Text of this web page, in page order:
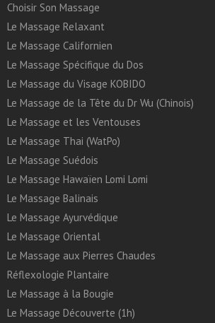
Choisir Son Massage
Le Massage Relaxant
Le Massage Californien
Le Massage Spécifique du Dos
Le Massage du Visage KOBIDO
Le Massage de la Tête du Dr Wu (Chinois)
Le Massage et les Ventouses
Le Massage Thai (WatPo)
Le Massage Suédois
Le Massage Hawaïen Lomi Lomi
Le Massage Balinais
Le Massage Ayurvédique
Le Massage Oriental
Le Massage aux Pierres Chaudes
Réflexologie Plantaire
Le Massage à la Bougie
Le Massage Découverte (1h)